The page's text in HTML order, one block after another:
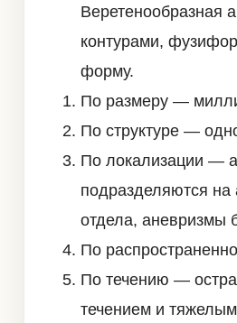
Веретенообразная
контурами,
форму.
По размеру —
По структуре —
По локализации —
подразделяются на
отдела, аневризмы
По
По течению —
течением и